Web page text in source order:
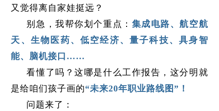
又觉得离自家娃挺远？
别急，我帮你划个重点： 集成电路、航空航
天、生物医药、低空经济、量子科技、具身智
能、脑机接口……
看懂了吗？这哪是什么工作报告，这分明就
是给咱们孩子画的“未来20年职业路线图”！
问题来了：